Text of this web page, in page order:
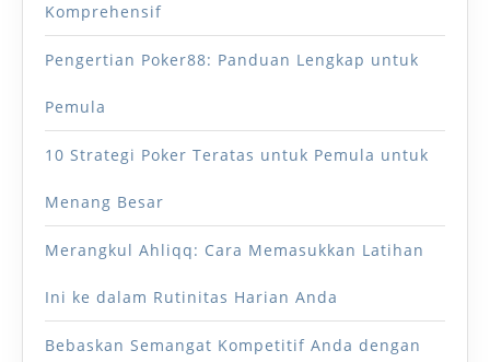
Komprehensif
Pengertian Poker88: Panduan Lengkap untuk
Pemula
10 Strategi Poker Teratas untuk Pemula untuk
Menang Besar
Merangkul Ahliqq: Cara Memasukkan Latihan
Ini ke dalam Rutinitas Harian Anda
Bebaskan Semangat Kompetitif Anda dengan